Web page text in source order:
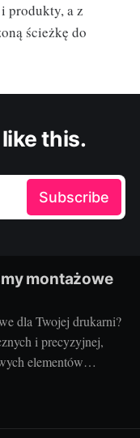
produkty, a z
ścieżkę do
this.
Subscribe
montażowe
dla Twojej drukarni?
i precyzyjnej,
elementów
są taśmy
zdziałać cuda dla